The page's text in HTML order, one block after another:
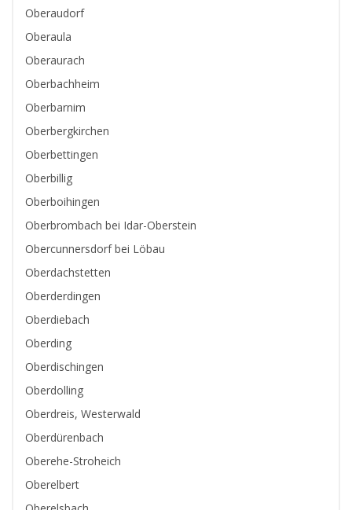
Oberaudorf
Oberaula
Oberaurach
Oberbachheim
Oberbarnim
Oberbergkirchen
Oberbettingen
Oberbillig
Oberboihingen
Oberbrombach bei Idar-Oberstein
Obercunnersdorf bei Löbau
Oberdachstetten
Oberderdingen
Oberdiebach
Oberding
Oberdischingen
Oberdolling
Oberdreis, Westerwald
Oberdürenbach
Oberehe-Stroheich
Oberelbert